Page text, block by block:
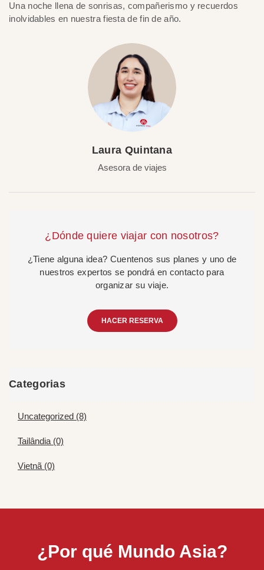
Una noche llena de sonrisas, compañerismo y recuerdos
inolvidables en nuestra fiesta de fin de año.
Laura Quintana
Asesora de viajes
¿Dónde quiere viajar con nosotros?
¿Tiene alguna idea? Cuentenos sus planes y uno de
nuestros expertos se pondrá en contacto para
organizar su viaje.
HACER RESERVA
Categorias
Uncategorized (8)
Tailândia (0)
Vietnã (0)
¿Por qué Mundo Asia?